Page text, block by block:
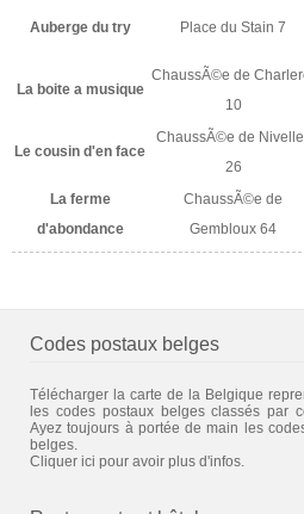
Auberge du try Place du Stain 7
La boite a musique
ChaussÃ©e de
10
Le cousin d'en face
ChaussÃ©e de
26
La ferme
d'abondance
ChaussÃ©e de
Gembloux 64
Codes postaux belges
Télécharger la carte de la Belgique
les codes postaux belges classés par
Ayez toujours à portée de main les
belges.
Cliquer ici pour avoir plus d'infos.